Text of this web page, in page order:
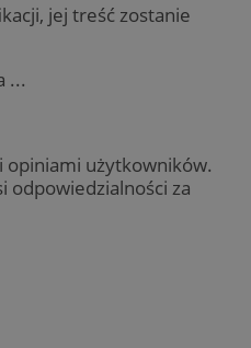
jej treść zostanie
...
użytkowników.
odpowiedzialności za